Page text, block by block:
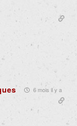
6 mois il y a